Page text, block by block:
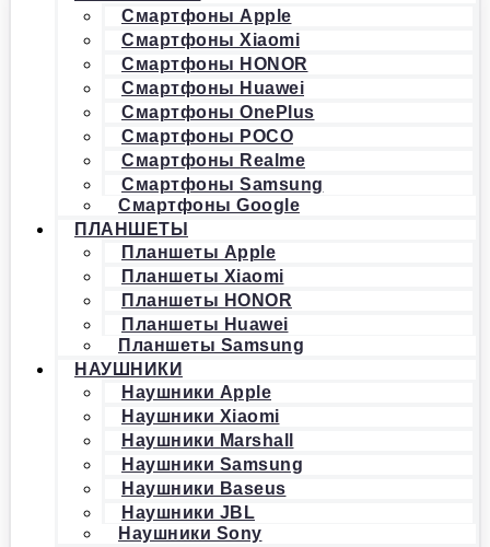
Смартфоны Apple
Смартфоны Xiaomi
Смартфоны HONOR
Смартфоны Huawei
Смартфоны OnePlus
Смартфоны POCO
Смартфоны Realme
Смартфоны Samsung
Смартфоны Google
ПЛАНШЕТЫ
Планшеты Apple
Планшеты Xiaomi
Планшеты HONOR
Планшеты Huawei
Планшеты Samsung
НАУШНИКИ
Наушники Apple
Наушники Xiaomi
Наушники Marshall
Наушники Samsung
Наушники Baseus
Наушники JBL
Наушники Sony